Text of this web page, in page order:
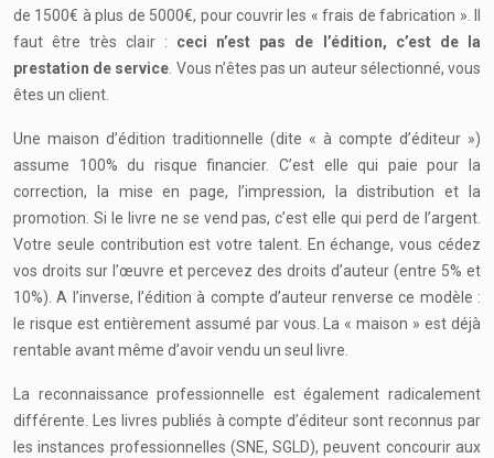
de 1500€ à plus de 5000€, pour couvrir les « frais de fabrication ». Il
faut être très clair : ceci n’est pas de l’édition, c’est de la
prestation de service . Vous n’êtes pas un auteur sélectionné, vous
êtes un client.
Une maison d’édition traditionnelle (dite « à compte d’éditeur »)
assume 100% du risque financier. C’est elle qui paie pour la
correction, la mise en page, l’impression, la distribution et la
promotion. Si le livre ne se vend pas, c’est elle qui perd de l’argent.
Votre seule contribution est votre talent. En échange, vous cédez
vos droits sur l’œuvre et percevez des droits d’auteur (entre 5% et
10%). A l’inverse, l’édition à compte d’auteur renverse ce modèle :
le risque est entièrement assumé par vous. La « maison » est déjà
rentable avant même d’avoir vendu un seul livre.
La reconnaissance professionnelle est également radicalement
différente. Les livres publiés à compte d’éditeur sont reconnus par
les instances professionnelles (SNE, SGLD), peuvent concourir aux